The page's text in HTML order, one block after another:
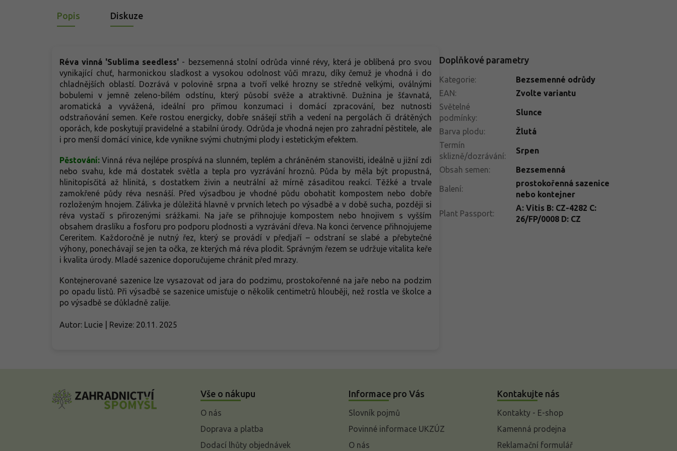
Popis Diskuze
Réva vinná 'Sublima seedless' - bezsemenná stolní odrůda vinné révy, která je oblíbená pro svou
vynikající chuť, harmonickou sladkost a vysokou odolnost vůči mrazu, díky čemuž je vhodná i do
chladnějších oblastí. Dozrává v polovině srpna a tvoří velké hrozny se středně velkými, oválnými
bobulemi v jemně zeleno-bílém odstínu, který působí svěže a atraktivně. Dužnina je šťavnatá,
aromatická a vyvážená, ideální pro přímou konzumaci i domácí zpracování, bez nutnosti
odstraňování semen. Keře rostou energicky, dobře snášejí střih a vedení na pergolách či drátěných
oporách, kde poskytují pravidelné a stabilní úrody. Odrůda je vhodná nejen pro zahradní pěstitele, ale
i pro menší domácí vinice, kde vynikne svými chutnými plody i estetickým efektem.
Pěstování:Vinná réva nejlépe prospívá na slunném, teplém a chráněném stanovišti, ideálně u jižní zdi
nebo svahu, kde má dostatek světla a tepla pro vyzrávání hroznů. Půda by měla být propustná,
hlinitopísčitá až hlinitá, s dostatkem živin a neutrální až mírně zásaditou reakcí. Těžké a trvale
zamokřené půdy réva nesnáší. Před výsadbou je vhodné půdu obohatit kompostem nebo dobře
rozloženým hnojem. Zálivka je důležitá hlavně v prvních letech po výsadbě a v době sucha, později si
réva vystačí s přirozenými srážkami. Na jaře se přihnojuje kompostem nebo hnojivem s vyšším
obsahem draslíku a fosforu pro podporu plodnosti a vyzrávání dřeva. Na konci července přihnojujeme
Cereritem. Každoročně je nutný řez, který se provádí v předjaří – odstraní se slabé a přebytečné
výhony, ponechávají se jen ta očka, ze kterých má réva plodit. Správným řezem se udržuje vitalita keře
i kvalita úrody. Mladé sazenice doporučujeme chránit před mrazy.
Kontejnerované sazenice lze vysazovat od jara do podzimu, prostokořenné na jaře nebo na podzim
po opadu listů. Při výsadbě se sazenice umisťuje o několik centimetrů hlouběji, než rostla ve školce a
po výsadbě se důkladně zalije.
Autor: Lucie | Revize: 20.11. 2025
Doplňkové parametry
Kategorie:
Bezsemenné odrůdy
EAN:
Zvolte variantu
Světelné
podmínky:
Slunce
Barva plodu:
Žlutá
Termín
sklizně/dozrávání:
Srpen
Obsah semen: Bezsemenná
Balení:
prostokořenná sazenice
nebo kontejner
Plant Passport:
A: Vitis B: CZ-4282 C:
26/FP/0008 D: CZ
Vše o nákupu
O nás
Doprava a platba
Dodací lhůty objednávek
Informace pro Vás
Slovník pojmů
Povinné informace UKZÚZ
O nás
Kontakujte nás
Kontakty - E-shop
Kamenná prodejna
Reklamační formulář